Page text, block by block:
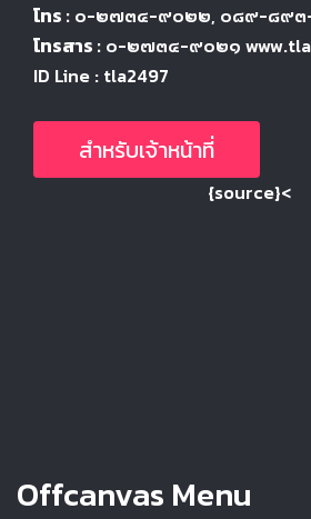
โทร : ๐-๒๗๓๔-๙๐๒๒, ๐๘๙-๘๙
โทรสาร : ๐-๒๗๓๔-๙๐๒๑
ID Line : tla2497
สำหรับเจ้าหน้าที่
{source}<
Offcanvas Menu